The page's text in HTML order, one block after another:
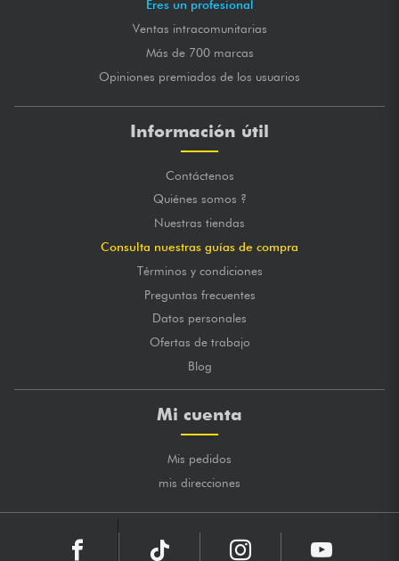
Eres un profesional
Ventas intracomunitarias
Más de 700 marcas
Opiniones premiados de los usuarios
Información útil
Contáctenos
Quiénes somos ?
Nuestras tiendas
Consulta nuestras guías de compra
Términos y condiciones
Preguntas frecuentes
Datos personales
Ofertas de trabajo
Blog
Mi cuenta
Mis pedidos
mis direcciones